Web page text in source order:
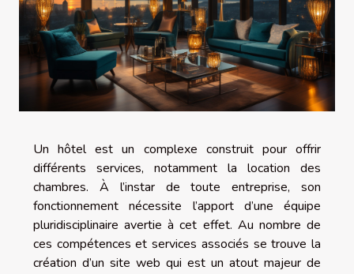
Un hôtel est un complexe construit pour offrir
différents services, notamment la location des
chambres. À l’instar de toute entreprise, son
fonctionnement nécessite l’apport d’une équipe
pluridisciplinaire avertie à cet effet. Au nombre de
ces compétences et services associés se trouve la
création d’un site web qui est un atout majeur de